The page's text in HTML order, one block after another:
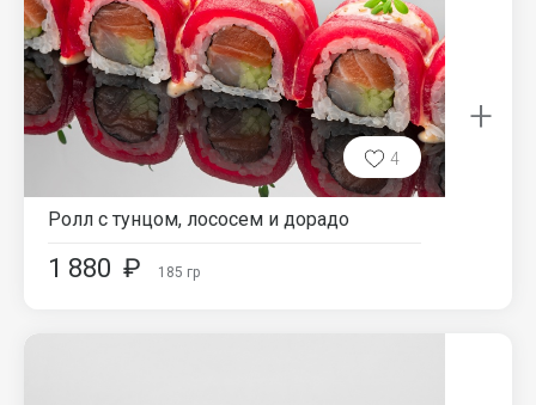
4
Ролл с тунцом, лососем и дорадо
1 880 ₽ 185 гр
+